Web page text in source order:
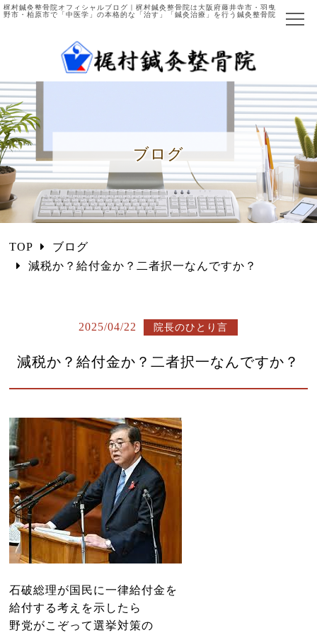
梶村鍼灸整骨院オフィシャルブログ｜梶村鍼灸整骨院は大阪府藤井寺市・羽曳
野市・柏原市で「中医学」の本格的な「治す」「鍼灸治療」を行う鍼灸整骨院
当院について
院長ご紹介
施術の流れ
主な症例と施術法
中医学とは
鍼灸総合治療
漢方茶サロン 伽羅木
健康保険について
お灸教室情報
該当施術一覧
サイトマップ
ブログ
ブログ
TOP
ブログ
減税か？給付金か？二者択一なんですか？
2025/04/22 院長のひとり言
減税か？給付金か？二者択一なんですか？
石破総理が国民に一律給付金を
給付する考えを示したら
野党がこぞって選挙対策の